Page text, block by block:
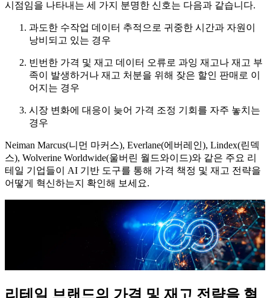
시점임을 나타내는 세 가지 분명한 신호는 다음과 같습니다.
과도한 수작업 데이터 추적으로 귀중한 시간과 자원이
낭비되고 있는 경우
빈번한 가격 및 재고 데이터 오류로 과잉 재고나 재고 부
족이 발생하거나 재고 처분을 위해 잦은 할인 판매로 이
어지는 경우
시장 변화에 대응이 늦어 가격 조정 기회를 자주 놓치는
경우
Neiman Marcus(니먼 마커스), Everlane(에버레인), Lindex(린덱
스), Wolverine Worldwide(울버린 월드와이드)와 같은 주요 리
테일 기업들이 AI 기반 도구를 통해 가격 책정 및 재고 전략을
어떻게 혁신하는지 확인해 보세요.
리테일 브랜드의 가격 및 재고 전략을 혁